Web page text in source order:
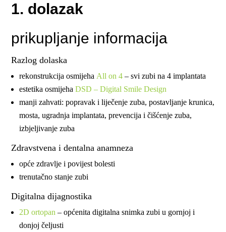
1. dolazak
prikupljanje informacija
Razlog dolaska
rekonstrukcija osmijeha All on 4 – svi zubi na 4 implantata
estetika osmijeha DSD – Digital Smile Design
manji zahvati: popravak i liječenje zuba, postavljanje krunica,
mosta, ugradnja implantata, prevencija i čišćenje zuba,
izbjeljivanje zuba
Zdravstvena i dentalna anamneza
opće zdravlje i povijest bolesti
trenutačno stanje zubi
Digitalna dijagnostika
2D ortopan – općenita digitalna snimka zubi u gornjoj i
donjoj čeljusti